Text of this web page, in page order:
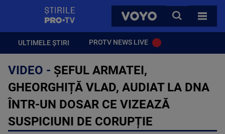
VOYO
CAUTA
TOATE
ULTIMELE ȘTIRI PROTV NEWS LIVE
VIDEO - ȘEFUL ARMATEI,
GHEORGHIȚĂ VLAD, AUDIAT LA DNA
ÎNTR-UN DOSAR CE VIZEAZĂ
SUSPICIUNI DE CORUPȚIE